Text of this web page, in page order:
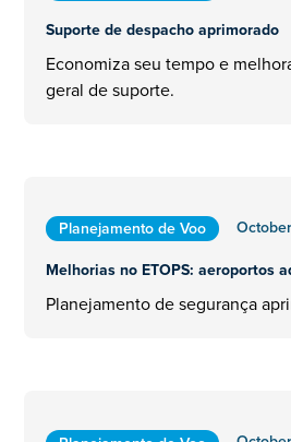
Suporte de despacho aprimorado
Economiza seu tempo e
geral de suporte.
Planejamento de Voo
Melhorias no ETOPS: aeroportos
Planejamento de segurança